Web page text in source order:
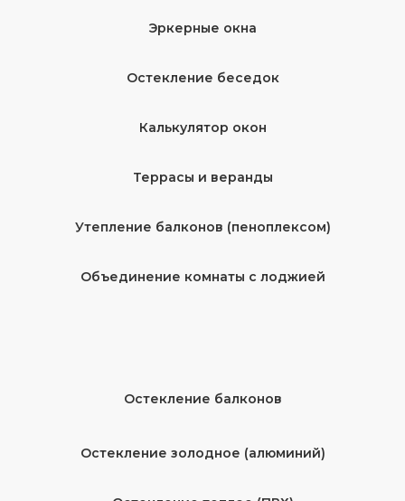
Эркерные окна
Остекление беседок
Калькулятор окон
Террасы и веранды
Утепление балконов (пеноплексом)
Объединение комнаты с лоджией
Остекление балконов
Остекление золодное (алюминий)